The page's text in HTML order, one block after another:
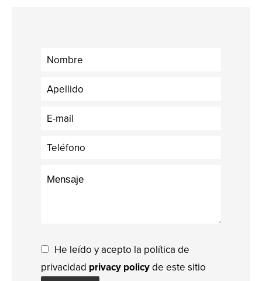
He leído y acepto la política de
privacidad privacy policyde este sitio